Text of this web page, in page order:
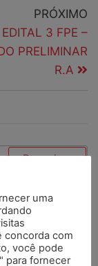
PRÓXIMO
EDITAL 3 FPE –
PRELIMINAR
R.A
uma
concorda com
você pode
para fornecer